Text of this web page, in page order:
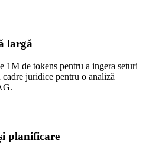
largă
1M de tokens pentru a ingera seturi
juridice pentru o analiză
planificare